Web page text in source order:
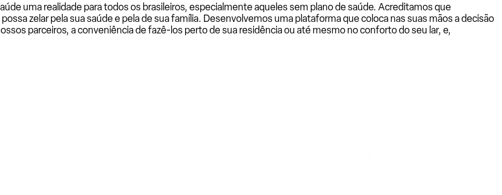
uma realidade para todos os brasileiros, especialmente aqueles sem plano de saúde. Acreditamos que
zelar pela sua saúde e pela de sua família. Desenvolvemos uma plataforma que coloca nas suas mãos a decisão
parceiros, a conveniência de fazê-los perto de sua residência ou até mesmo no conforto do seu lar, e,